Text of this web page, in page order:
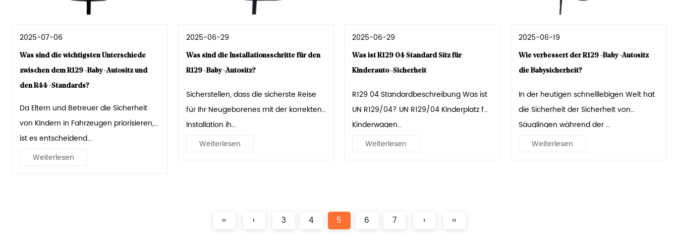
2025-07-06
Was sind die wichtigsten Unterschiede
zwischen dem R129 -Baby -Autositz und
den R44 -Standards?
Da Eltern und Betreuer die Sicherheit
von Kindern in Fahrzeugen priorisieren,
ist es entscheidend...
Weiterlesen
2025-06-29
Was sind die Installationsschritte für den
R129 -Baby -Autositz?
Sicherstellen, dass die sicherste Reise
für Ihr Neugeborenes mit der korrekten
Installation ih...
Weiterlesen
2025-06-29
Was ist R129 04 Standard Sitz für
Kinderauto -Sicherheit
R129 04 Standardbeschreibung Was ist
UN R129/04? UN R129/04 Kinderplatz für
Kinderwagen...
Weiterlesen
2025-06-19
Wie verbessert der R129 -Baby -Autositz
die Babysicherheit?
In der heutigen schnelllebigen Welt hat
die Sicherheit der Sicherheit von
Säuglingen während der ...
Weiterlesen
‹‹ ‹ 3 4 5 6 7 › ››